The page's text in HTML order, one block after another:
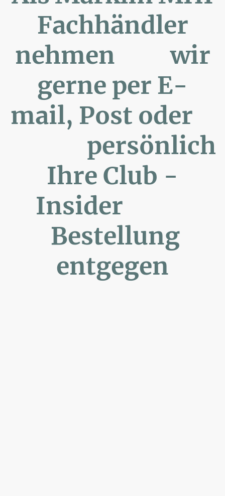
Fachhändler
nehmen wir
gerne per E-
mail, Post oder
persönlich
Ihre Club -
Insider
Bestellung
entgegen